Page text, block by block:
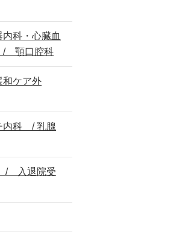
科・心臓血
/ 顎口腔科
ケア外
内科 / 乳腺
/ 入退院受